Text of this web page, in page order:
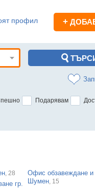
профил +
Подарявам
, 28
гр.
Офис обзавеждане и
Шумен, 15